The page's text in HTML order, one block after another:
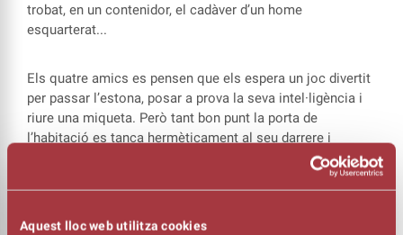
Aquest lloc web utilitza cookies
trobat, en un contenidor, el cadàver d’un home
esquarterat...
Els quatre amics es pensen que els espera un joc divertit
per passar l’estona, posar a prova la seva intel·ligència i
riure una miqueta. Però tant bon punt la porta de
l’habitació es tanca hermèticament al seu darrere i
comença el compte enrere, comencen a passar coses
Sortir d’aquell “escape room” no serà gens fàcil, i el joc